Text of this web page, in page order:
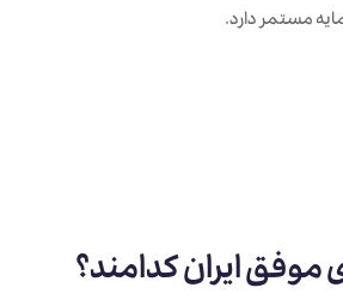
مستمر دارد.
ایران کدامند؟